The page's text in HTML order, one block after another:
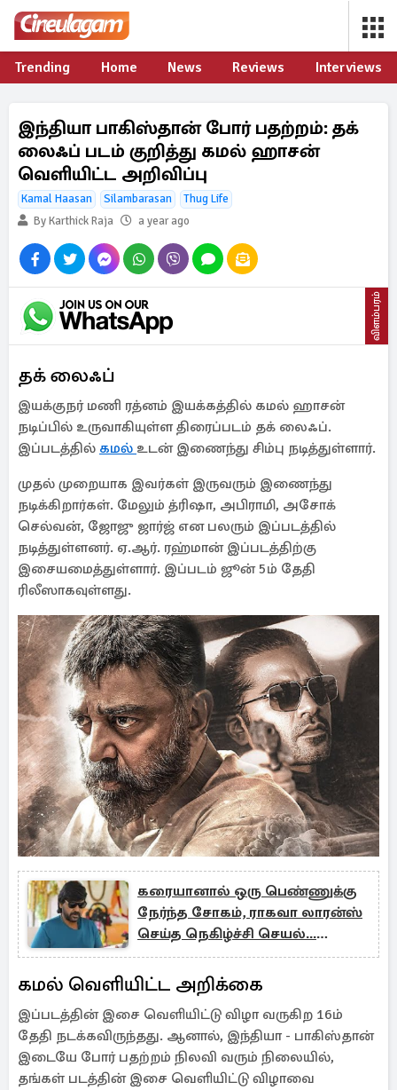
Trending Home News Reviews Interviews
இந்தியா பாகிஸ்தான் போர் பதற்றம்: தக்
லைஃப் படம் குறித்து கமல் ஹாசன்
வெளியிட்ட அறிவிப்பு
Kamal Haasan Silambarasan
Thug Life
By Karthick Raja
a year ago
விளம்பரம்
தக் லைஃப்
இயக்குநர் மணி ரத்னம் இயக்கத்தில் கமல் ஹாசன்
நடிப்பில் உருவாகியுள்ள திரைப்படம் தக் லைஃப்.
இப்படத்தில் கமல் உடன் இணைந்து சிம்பு நடித்துள்ளார்.
முதல் முறையாக இவர்கள் இருவரும் இணைந்து
நடிக்கிறார்கள். மேலும் த்ரிஷா, அபிராமி, அசோக்
செல்வன், ஜோஜு ஜார்ஜ் என பலரும் இப்படத்தில்
நடித்துள்ளனர். ஏ.ஆர். ரஹ்மான் இப்படத்திற்கு
இசையமைத்துள்ளார். இப்படம் ஜூன் 5ம் தேதி
ரிலீஸாகவுள்ளது.
கரையானால் ஒரு பெண்ணுக்கு
நேர்ந்த சோகம், ராகவா லாரன்ஸ்
செய்த நெகிழ்ச்சி செயல்...
பாராட்டும் மக்கள்
கமல் வெளியிட்ட அறிக்கை
இப்படத்தின் இசை வெளியிட்டு விழா வருகிற 16ம்
தேதி நடக்கவிருந்தது. ஆனால், இந்தியா - பாகிஸ்தான்
இடையே போர் பதற்றம் நிலவி வரும் நிலையில்,
தங்கள் படத்தின் இசை வெளியிட்டு விழாவை